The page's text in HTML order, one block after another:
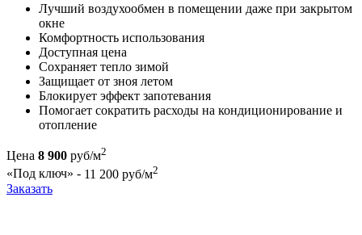
Лучший воздухообмен в помещении даже при закрытом
окне
Комфортность использования
Доступная цена
Cохраняет тепло зимой
Защищает от зноя летом
Блокирует эффект запотевания
Помогает сократить расходы на кондиционирование и
отопление
Цена 8 900 руб/м2
«Под ключ» - 11 200 руб/м2
Заказать